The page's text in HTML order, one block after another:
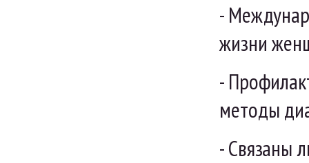
-
жизни
-
методы
- Связаны